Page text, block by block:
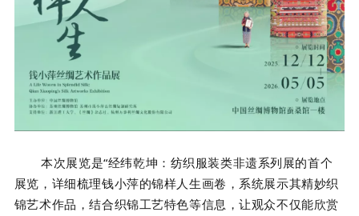
本次展览是“经纬乾坤：纺织服装类非遗系列展的首个
展览， 详细梳理钱小萍的锦样人生画卷，系统展示其精妙织
锦艺术作品，结合织锦工艺特色等信息，让观众不仅能欣赏